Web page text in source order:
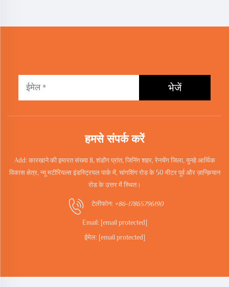
भेजें
हमसे संपर्क करें
Add: कारखाने की इमारत संख्या 8, शंडोंग प्रांत, जिनिंग शहर, रेनचेंग जिला, युनहे आर्थिक
विकास क्षेत्र, न्यू मटीरियल्स इंडस्ट्रियल पार्क में, चांगशिंग रोड के 50 मीटर पूर्व और ज़ान्क़ियान
रोड के उत्तर में स्थित।
टेलीफोन: +86-17865796190
Email: [email protected]
ईमेल: [email protected]